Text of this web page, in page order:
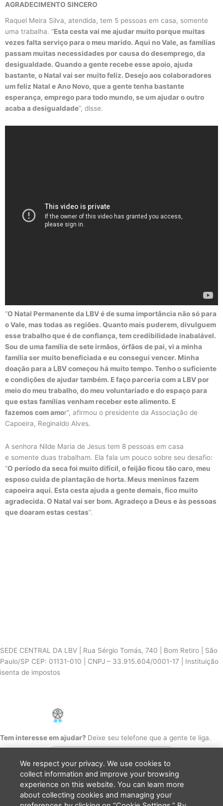
AGRADECIMENTO SINCERO
Raquel Meira Silva, atendida, tem 5 pessoas em casa, somente
uma trabalha. “Esta cesta vai me ajudar muito porque muitas
vezes falta serviço para o meu marido. Aqui no Vale, as famílias
passam muitas necessidades por causa do desemprego, da
desigualdade. Quando a gente recebe esse apoio, ajuda
bastante, o Natal vai ser muito feliz. Desejo aos colaboradores
um feliz Natal e Ano Novo, que a gente tenha bastante
esperança, emprego para todo mundo, se um ajudar o outro
acaba a desigualdade”, disse.
“O Natal Permanente da LBV é de suma importância não só para
o Vale, mas todas as regiões. Quanto mais puderem, divulguem
esse trabalho que é de confiança, tem credibilidade inabalável.
Sou de uma família de sete irmãos, órfãos de pai, vi a minha
família ser muito beneficiada e eu consegui vencer. Minha
doação para a LBV começou há muito tempo. Tenho o suficiente
e condições de ajudar também. E faço parceria com a LBV por
meio do meu trabalho, do meu voluntariado e do espaço para
que estas famílias venham receber este alimento. E
fazemos com amor”, afirmou o presidente da Associação de
Capoeira, Reginaldo Alves.
A senhora Nilde Maria de Jesus tem 8 pessoas em casa
e somente duas trabalham. Ela fala um pouco sobre seu desafio:
“O período da seca foi muito difícil, o feijão ficou tão caro, meu
esposo cuida de plantação de horta. Meus meninos fazem
capoeira aqui. Esta cesta ajuda a gente demais, fico muito
agradecida. O Natal vai ser bom. Agradeço a Deus e às pessoas
que doaram estas cestas”.
SEDE CENTRAL DA LBV | Rua Sérgio Tomás, 740 | Bom Retiro | São
Paulo/SP CEP: 01131-010 | CNPJ – 33.915.604/0001-17 | Instituição
isenta de impostos
o
o
g
r
b
e
Tem interesse em ajudar? Deixe seu telefone que a gente te liga.
We respect your privacy. We use cookies to
collect information and improve your browsing
experience on this website. You can learn more
about collecting cookies and managing your